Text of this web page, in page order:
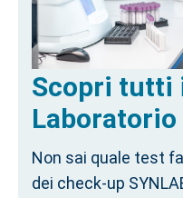
Scopri tutti
Laboratorio
Non sai quale test
dei check-up